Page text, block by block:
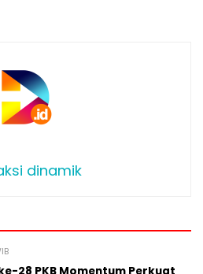
dinamik